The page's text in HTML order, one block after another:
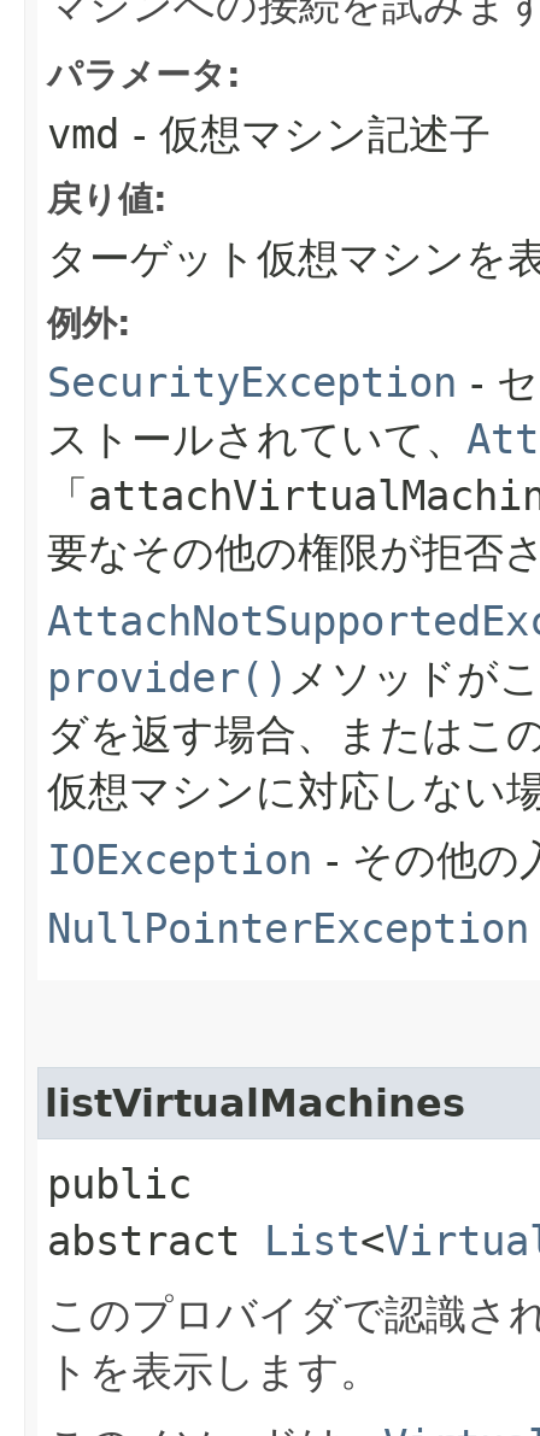
パラメータ:
vmd - 仮想マシン記述子
戻り値:
ターゲット仮想マシン
例外:
SecurityException -
ストールされていて、
「
要なその他の権限が拒否
provider() メソッドが
ダを返す場合、またはこ
仮想マシンに対応しない
IOException - その他の
NullPointerException
listVirtualMachines
public
abstract List<
このプロバイダで認識さ
トを表示します。